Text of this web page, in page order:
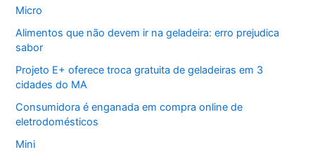
Micro
Alimentos que não devem ir na geladeira: erro prejudica
sabor
Projeto E+ oferece troca gratuita de geladeiras em 3
cidades do MA
Consumidora é enganada em compra online de
eletrodomésticos
Mini